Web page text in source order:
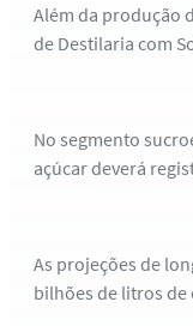
Além da produção
de Destilaria com
No segmento
açúcar deverá
As projeções de
bilhões de litros de